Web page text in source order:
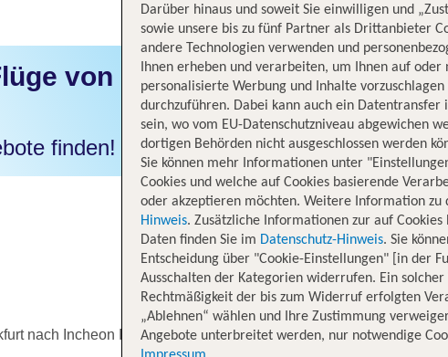
von Frankfurt nach
finden!
nach Incheon International
Darüber hinaus und soweit Sie einwilligen und
sowie unsere bis zu fünf Partner als Drittanbieter
andere Technologien verwenden und
Ihnen erheben und verarbeiten, um Ihnen auf oder
personalisierte Werbung und Inhalte
durchzuführen. Dabei kann auch ein Datentransfer
sein, wo vom EU-Datenschutzniveau abgewichen
dortigen Behörden nicht ausgeschlossen werden
Sie können mehr Informationen unter
Cookies und welche auf Cookies basierende
oder akzeptieren möchten. Weitere Information zu
Hinweis. Zusätzliche Informationen zur auf
Daten finden Sie im Datenschutz-Hinweis. Sie
Entscheidung über "Cookie-Einstellungen" [in der
Ausschalten der Kategorien widerrufen. Ein
Rechtmäßigkeit der bis zum Widerruf erfolgten
„Ablehnen“ wählen und Ihre Zustimmung
Angebote unterbreitet werden, nur notwendige